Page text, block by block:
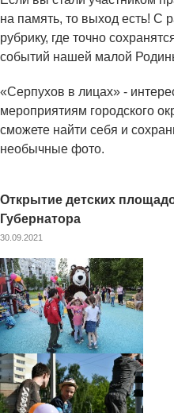
на память, то выход есть! С
рубрику, где точно
событий нашей малой
«Серпухов в лицах» -
мероприятиям городского
сможете найти себя и
необычные фото.
Открытие детских
Губернатора
30.09.2021